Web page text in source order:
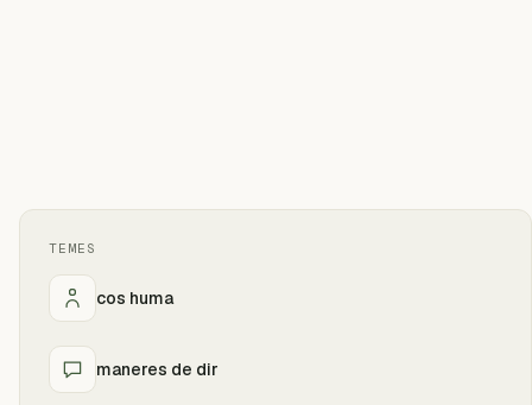
TEMES
cos huma
maneres de dir